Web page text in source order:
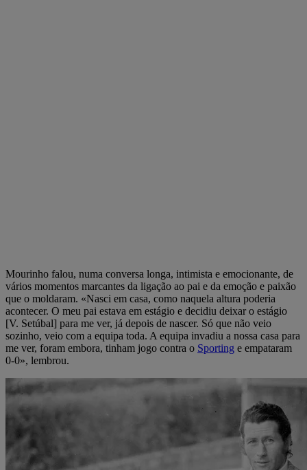
Mourinho falou, numa conversa longa, intimista e emocionante, de
vários momentos marcantes da ligação ao pai e da emoção e paixão
que o moldaram. «Nasci em casa, como naquela altura poderia
acontecer. O meu pai estava em estágio e decidiu deixar o estágio
[V. Setúbal] para me ver, já depois de nascer. Só que não veio
sozinho, veio com a equipa toda. A equipa invadiu a nossa casa para
me ver, foram embora, tinham jogo contra o Sporting e empataram
0-0», lembrou.